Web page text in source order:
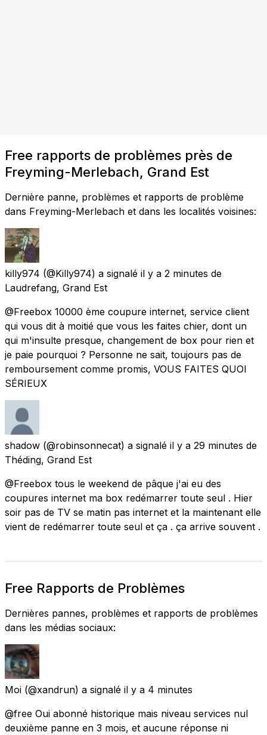
Free rapports de problèmes près de
Freyming-Merlebach, Grand Est
Dernière panne, problèmes et rapports de problème
dans Freyming-Merlebach et dans les localités voisines:
killy974 (@Killy974) a signalé il y a 2 minutes de
Laudrefang, Grand Est
@Freebox 10000 ème coupure internet, service client
qui vous dit à moitié que vous les faites chier, dont un
qui m'insulte presque, changement de box pour rien et
je paie pourquoi ? Personne ne sait, toujours pas de
remboursement comme promis, VOUS FAITES QUOI
SÉRIEUX
shadow (@robinsonnecat) a signalé il y a 29 minutes de
Théding, Grand Est
@Freebox tous le weekend de pâque j'ai eu des
coupures internet ma box redémarrer toute seul . Hier
soir pas de TV se matin pas internet et la maintenant elle
vient de redémarrer toute seul et ça . ça arrive souvent .
Free Rapports de Problèmes
Dernières pannes, problèmes et rapports de problèmes
dans les médias sociaux:
Moi (@xandrun) a signalé il y a 4 minutes
@free Oui abonné historique mais niveau services nul
deuxième panne en 3 mois, et aucune réponse ni